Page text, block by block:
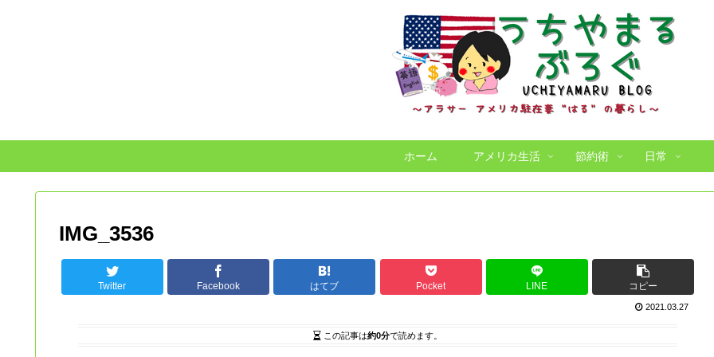
ホーム アメリカ生活 節約術 日常
IMG_3536
Twitter Facebook はてブ Pocket LINE コピー
2021.03.27
この記事は約0分で読めます。